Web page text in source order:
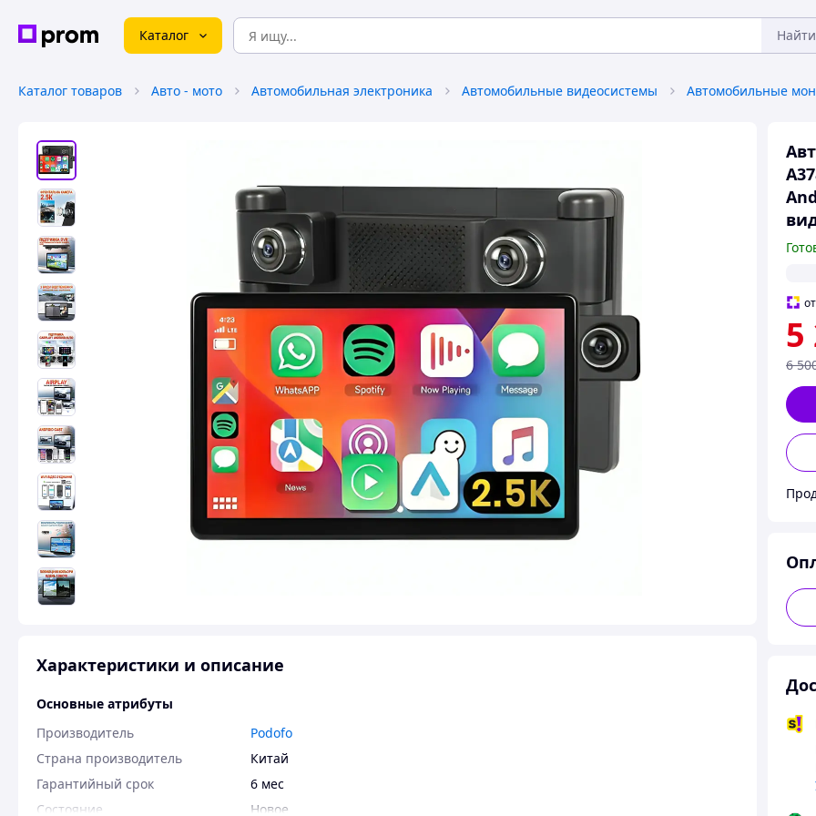
Каталог Найти
Каталог товаров Авто - мото Автомобильная электроника Автомобильные видеосистемы Автомобильные
от
5
6
Характеристики и описание
Основные атрибуты
Производитель
Podofo
Страна производитель
Китай
Гарантийный срок
6 мес
Состояние
Новое